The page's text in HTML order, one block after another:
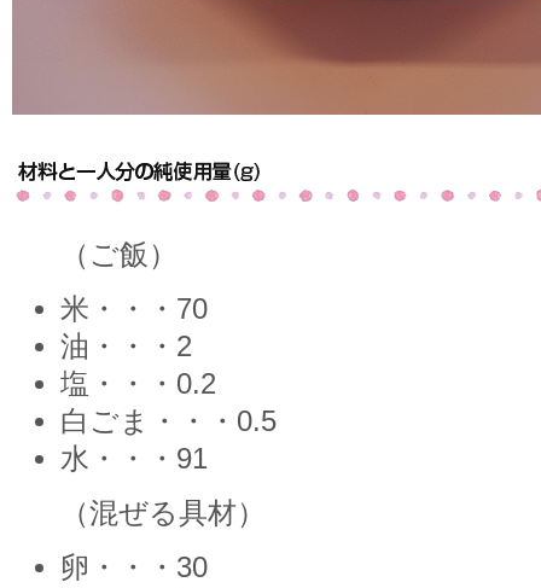
（ご飯）
米・・・70
油・・・2
塩・・・0.2
白ごま・・・0.5
水・・・91
（混ぜる具材）
卵・・・30